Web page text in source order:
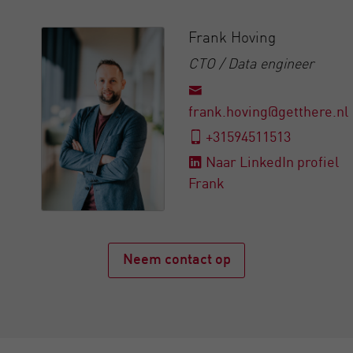
Frank Hoving
CTO / Data engineer
frank.hoving@getthere.nl
+31594511513
Naar LinkedIn profiel
Frank
Neem contact op